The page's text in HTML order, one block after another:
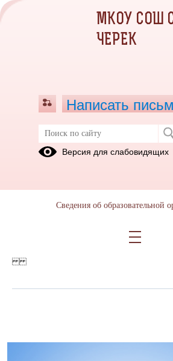
Предписание
Опубликовано на сайте
4 октября 2022
МКОУ СОШ
ЧЕРЕК
Написать
Версия для слабовидящих
Сведения об образовательной